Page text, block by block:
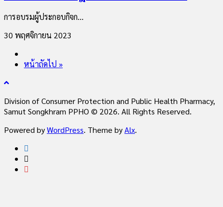
การอบรมผู้ประกอบกิจก...
30 พฤศจิกายน 2023
หน้าถัดไป »
Division of Consumer Protection and Public Health Pharmacy,
Samut Songkhram PPHO © 2026. All Rights Reserved.
Powered byWordPress. Theme byAlx.